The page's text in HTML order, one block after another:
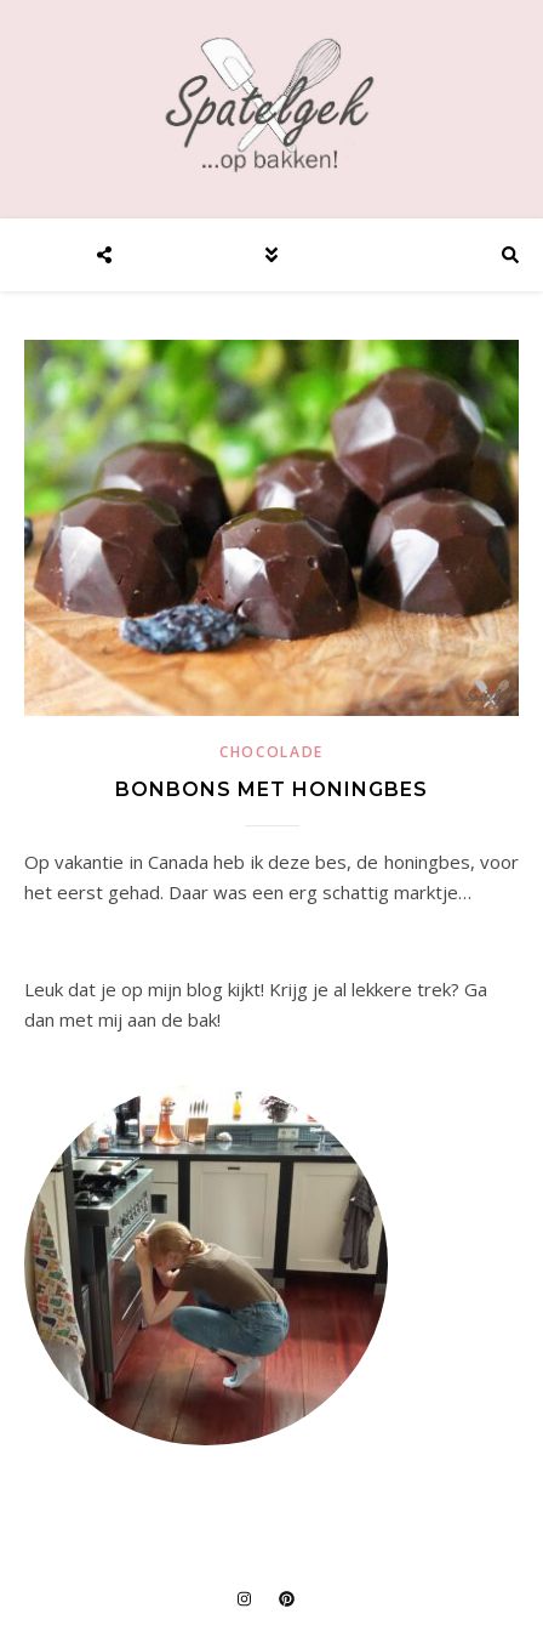
CHOCOLADE
BONBONS MET HONINGBES
Op vakantie in Canada heb ik deze bes, de honingbes, voor
het eerst gehad. Daar was een erg schattig marktje…
Leuk dat je op mijn blog kijkt! Krijg je al lekkere trek? Ga
dan met mij aan de bak!